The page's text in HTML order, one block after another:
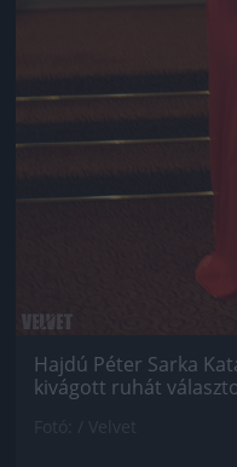
Hajdú Péter Sarka
kivágott ruhát